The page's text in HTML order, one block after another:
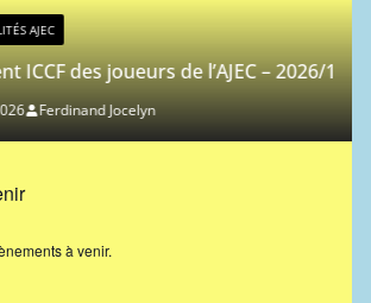
des joueurs de l’AJEC – 2026/1
Ferdinand Jocelyn
à venir.